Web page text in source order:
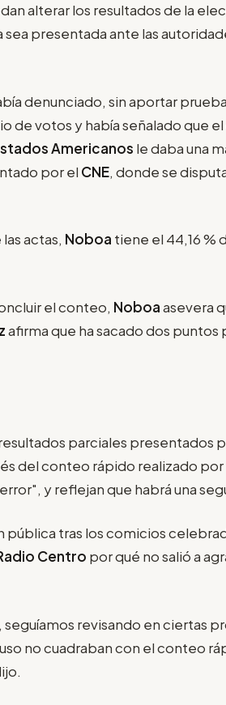
alterar los resultados de la
sea presentada ante las
denunciado, sin aportar
de votos y había señalado que
Americanos le daba una
por el CNE, donde se
actas, Noboa tiene el 44,16 %
el conteo, Noboaasevera
afirma que ha sacado dos
parciales presentados
del conteo rápido realizado por
y reflejan que habrá una
pública tras los comicios
Centro por qué no salió a
revisando en ciertas
no cuadraban con el conteo